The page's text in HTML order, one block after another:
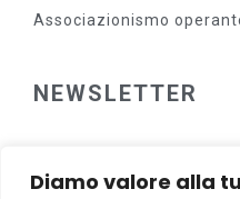
Diamo valore alla
Associazionismo
NEWSLETTER